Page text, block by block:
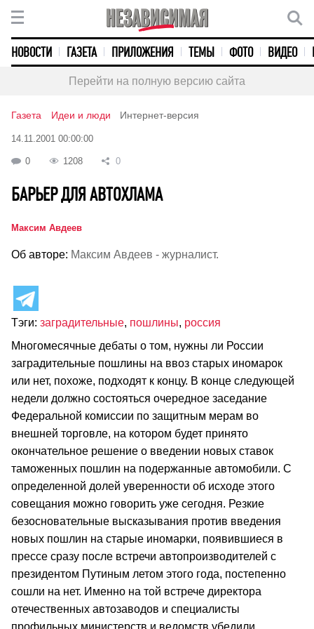
НОВОСТИ ГАЗЕТА ПРИЛОЖЕНИЯ ТЕМЫ ФОТО ВИДЕО
Перейти на полную версию сайта
Газета Идеи и люди Интернет-версия
14.11.2001 00:00:00
0 1208 0
БАРЬЕР ДЛЯ АВТОХЛАМА
Максим Авдеев
Об авторе: Максим Авдеев - журналист.
Тэги: заградительные, пошлины, россия
Многомесячные дебаты о том, нужны ли России
заградительные пошлины на ввоз старых иномарок
или нет, похоже, подходят к концу. В конце следующей
недели должно состояться очередное заседание
Федеральной комиссии по защитным мерам во
внешней торговле, на котором будет принято
окончательное решение о введении новых ставок
таможенных пошлин на подержанные автомобили. С
определенной долей уверенности об исходе этого
совещания можно говорить уже сегодня. Резкие
безосновательные высказывания против введения
новых пошлин на старые иномарки, появившиеся в
прессе сразу после встречи автопроизводителей с
президентом Путиным летом этого года, постепенно
сошли на нет. Именно на той встрече директора
отечественных автозаводов и специалисты